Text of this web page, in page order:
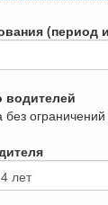
(период
водителей
без